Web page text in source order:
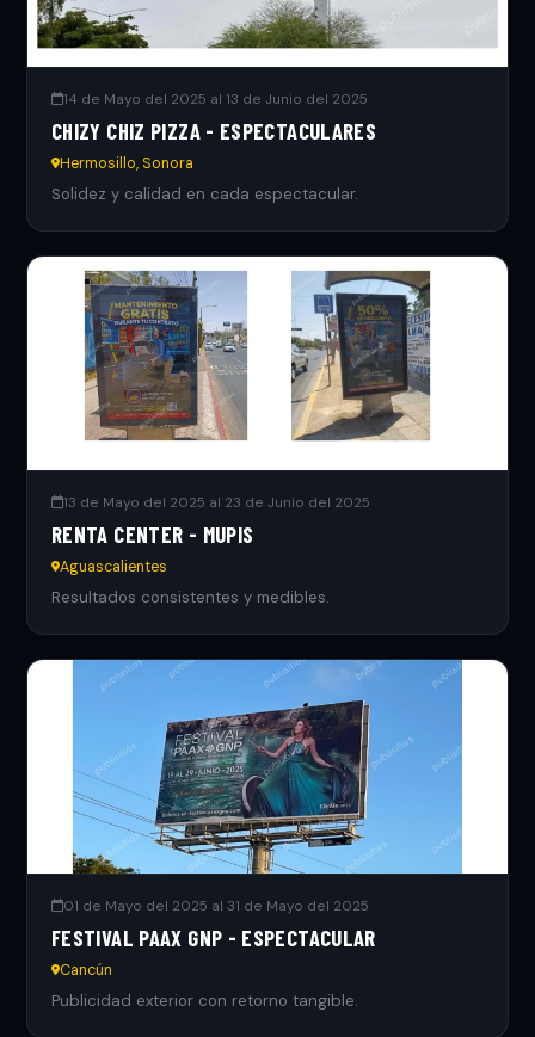
14 de Mayo del 2025 al 13 de Junio del 2025
CHIZY CHIZ PIZZA - ESPECTACULARES
Hermosillo, Sonora
Solidez y calidad en cada espectacular.
13 de Mayo del 2025 al 23 de Junio del 2025
RENTA CENTER - MUPIS
Aguascalientes
Resultados consistentes y medibles.
01 de Mayo del 2025 al 31 de Mayo del 2025
FESTIVAL PAAX GNP - ESPECTACULAR
Cancún
Publicidad exterior con retorno tangible.